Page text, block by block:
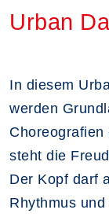
Urban
In diesem
werden
steht die
Der Kopf darf
Rhythmus